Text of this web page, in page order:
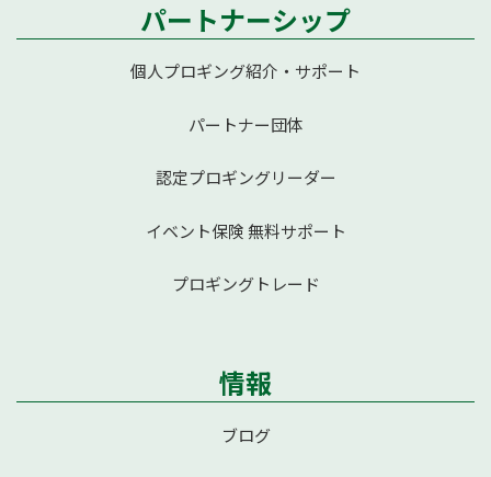
パートナーシップ
個人プロギング紹介・サポート
パートナー団体
認定プロギングリーダー
イベント保険 無料サポート
プロギングトレード
情報
ブログ